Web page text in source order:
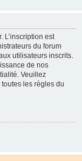
L’inscription est
du forum
utilisateurs inscrits.
de nos
Veuillez
les règles du